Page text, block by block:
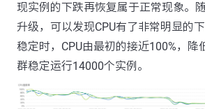
现实例的下跌再恢复属于正常现象。
升级，可以发现CPU有了非常明显的
稳定时，CPU由最初的接近100%，降
群稳定运行14000个实例。